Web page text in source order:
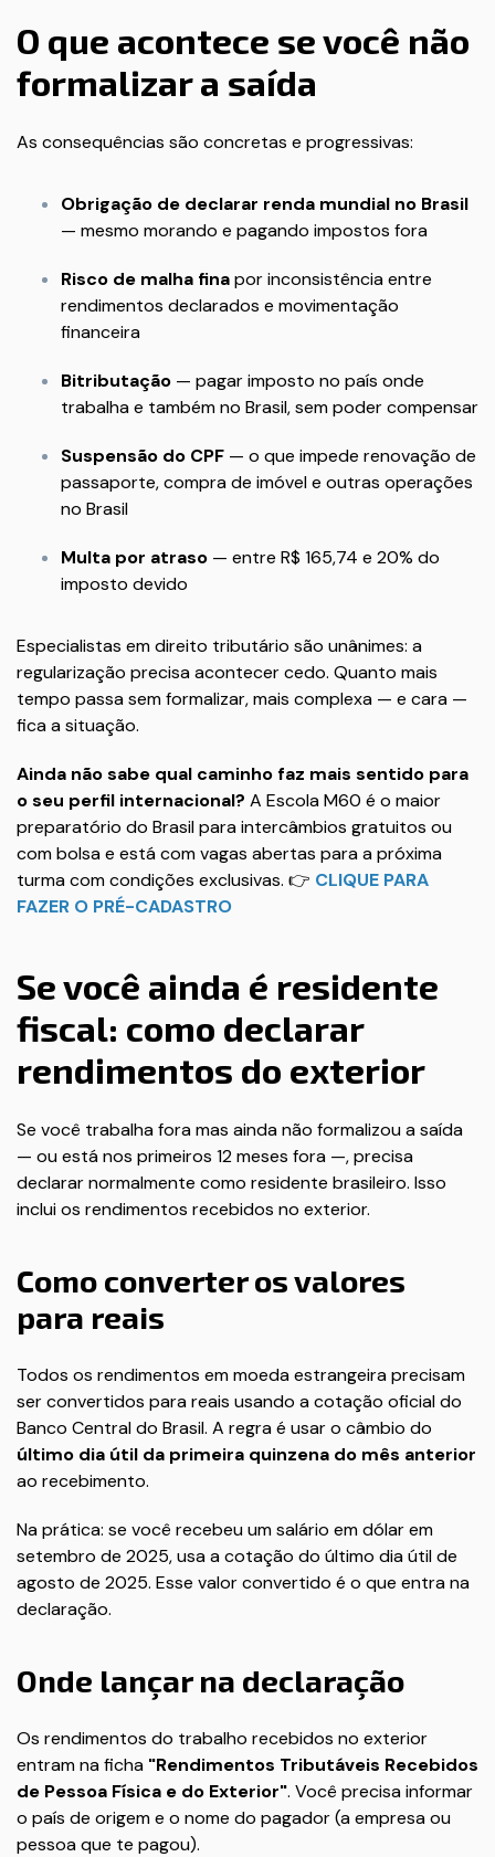
O que acontece se você não
formalizar a saída
As consequências são concretas e progressivas:
Obrigação de declarar renda mundial no Brasil
— mesmo morando e pagando impostos fora
Risco de malha finapor inconsistência entre
rendimentos declarados e movimentação
financeira
Bitributação — pagar imposto no país onde
trabalha e também no Brasil, sem poder compensar
Suspensão do CPF — o que impede renovação de
passaporte, compra de imóvel e outras operações
no Brasil
Multa por atraso — entre R$ 165,74 e 20% do
imposto devido
Especialistas em direito tributário são unânimes: a
regularização precisa acontecer cedo. Quanto mais
tempo passa sem formalizar, mais complexa — e cara —
fica a situação.
Ainda não sabe qual caminho faz mais sentido para
o seu perfil internacional? A Escola M60 é o maior
preparatório do Brasil para intercâmbios gratuitos ou
com bolsa e está com vagas abertas para a próxima
turma com condições exclusivas. 👉 CLIQUE PARA
FAZER O PRÉ-CADASTRO
Se você ainda é residente
fiscal: como declarar
rendimentos do exterior
Se você trabalha fora mas ainda não formalizou a saída
— ou está nos primeiros 12 meses fora —, precisa
declarar normalmente como residente brasileiro. Isso
inclui os rendimentos recebidos no exterior.
Como converter os valores
para reais
Todos os rendimentos em moeda estrangeira precisam
ser convertidos para reais usando a cotação oficial do
Banco Central do Brasil. A regra é usar o câmbio do
último dia útil da primeira quinzena do mês anterior
ao recebimento.
Na prática: se você recebeu um salário em dólar em
setembro de 2025, usa a cotação do último dia útil de
agosto de 2025. Esse valor convertido é o que entra na
declaração.
Onde lançar na declaração
Os rendimentos do trabalho recebidos no exterior
entram na ficha "Rendimentos Tributáveis Recebidos
de Pessoa Física e do Exterior". Você precisa informar
o país de origem e o nome do pagador (a empresa ou
pessoa que te pagou).